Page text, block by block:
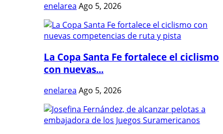
enelarea Ago 5, 2026
La Copa Santa Fe fortalece el ciclismo
con nuevas...
enelarea Ago 5, 2026